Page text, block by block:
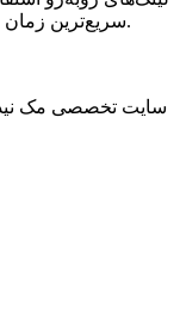
سریع‌ترین زمان ممکن بر روی سیستم شما نصب و کرک شود.
سایت تخصصی مک نید